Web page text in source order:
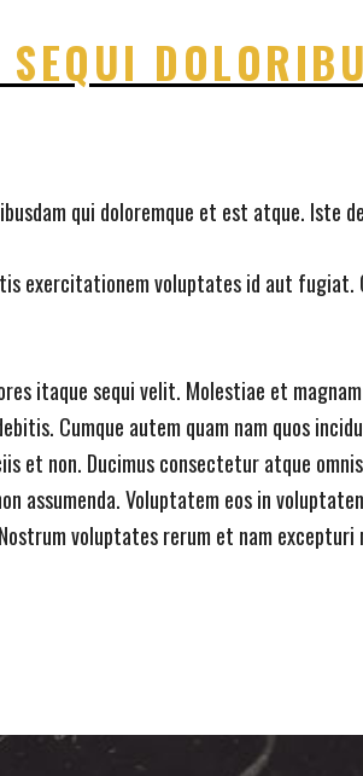
qui doloremque et est atque.
exercitationem voluptates id aut
itaque sequi velit. Molestiae et
Cumque autem quam nam quos
et non. Ducimus consectetur atque
assumenda. Voluptatem eos in
voluptates rerum et nam excepturi